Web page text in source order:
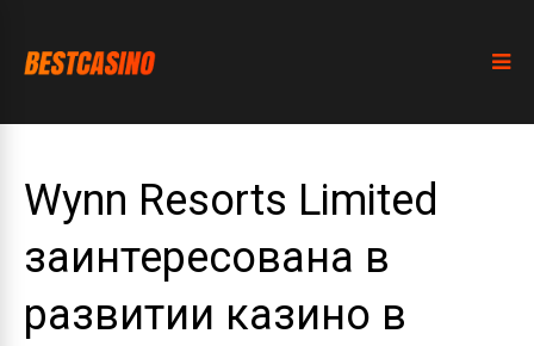
Wynn Resorts Limited
заинтересована в
развитии казино в